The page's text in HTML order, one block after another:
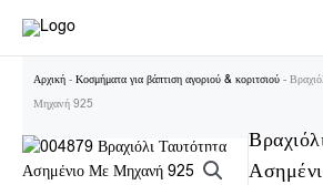
περιεχόμενο
Αρχική - Κοσμήματα για βάπτιση αγοριού & κοριτσιού -
Μηχανή 925